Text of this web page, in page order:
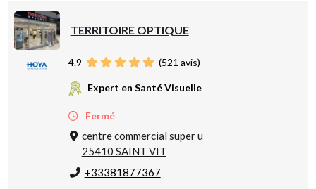
TERRITOIRE OPTIQUE
4.9 (521 avis)
Expert en Santé Visuelle
Fermé
centre commercial super u
25410 SAINT VIT
+33381877367